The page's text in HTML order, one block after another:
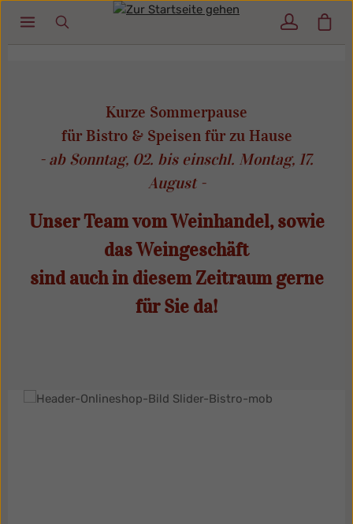
Zum Hauptinhalt springen
Kurze Sommerpause
fürBistro & Speisen für zu Hause
- ab Sonntag, 02. bis einschl. Montag, 17.
August -
Unser Team vom Weinhandel, sowie
das Weingeschäft
sind auch in diesem Zeitraum gerne
für Sie da!
Bildergalerie überspringen